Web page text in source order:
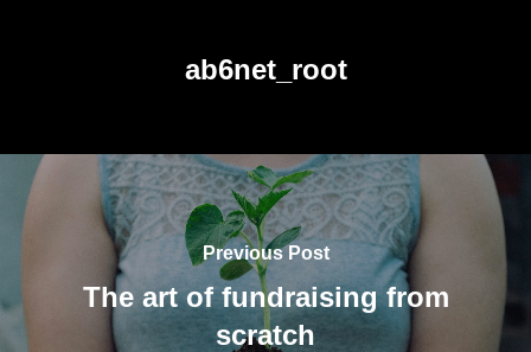
ab6net_root
Previous Post
The art of fundraising from
scratch